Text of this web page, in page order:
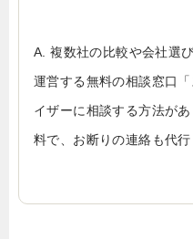
A. 複数社の比較や会社選
運営する無料の相談窓口
イザーに相談する方法が
料で、お断りの連絡も代行